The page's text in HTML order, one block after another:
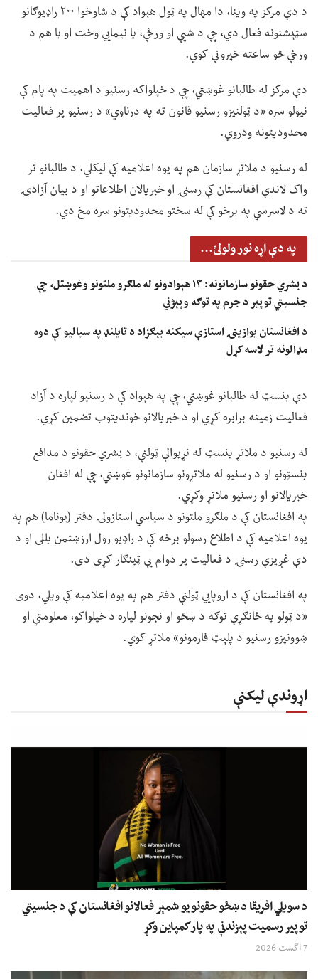
د دې مرکز په وینا، دا مهال په ټول هېواد کې د شاوخوا ۲۰۰ راډیوګانو
سټېشنونه فعال دي، چې د شپې او ورځې، یا نیمايي وخت او یا هم د
ورځې څو ساعته خپرونې کوي.
دې مرکز له طالبانو غوښتي، چې د خپلواکه رسنیو د اهمیت په پام کې
نیولو سره «د ټولنیزو رسنیو قانون ته په درناوي» د رسنیو پر فعالیت
محدودیتونه ودروي.
له رسنیو د ملاتړ سازمان هم په یوه اعلامیه کې لیکلي، د طالبانو تر
واک لاندې افغانستان کې رسنۍ او خبریالان اطلاعاتو او د بیان آزادۍ
ته د لاسرسي په برخو کې له سختو محدودیتونو سره مخ دي.
په دې اړه نور ولولئ...
د بشري حقونو سازمانونه: ۱۴ هېوادونو له ملګرو ملتونو وغوښتل، چې
جنسیتي توپير د جرم په توګه وپېژني
د افغانستان یوازینۍ استازې سیکنه بېګزاد د تایلنډ په سیالیو کې دوه
مډالونه تر لاسه کړل
دې بنسټ له طالبانو غوښتي، چې په هېواد کې د رسنیو لپاره د آزاد
فعالیت زمینه برابره کړي او د خبریالانو خوندیتوب تضمین کړي.
له رسنیو د ملاتړ بنسټ له نړیوالې ټولنې، د بشري حقونو د مدافع
بنسټونو او د رسنیو له ملاتړونو سازمانونو غوښتي، چې له افغان
خبریالانو او رسنیو ملاتړ وکړي.
په افغانستان کې د ملګرو ملتونو د سیاسي استازولۍ دفتر (یوناما) هم په
یوه اعلامیه کې د اطلاع رسولو برخه کې د راډيو رول ارزښتمن بللی او د
دې غږیزې رسنۍ د فعالیت پر دوام یې ټینګار کړی دی.
په افغانستان کې د اروپايي ټولنې دفتر هم په یوه اعلامیه کې ویلي، دوی
«د ټولو په ځانګړې توګه د ښځو او نجونو لپاره د خپلواکو، معلومتي او
ښوونیزو رسنیو د پلېټ فارمونو» ملاتړ کوي.
اړوندې لیکنې
د سویلي افریقا د ښځو حقونو یو شمېر فعالانو افغانستان کې د جنسیتي
توپیر رسمیت پېزندنې په پار کمپاین وکړ
7 اگست 2026